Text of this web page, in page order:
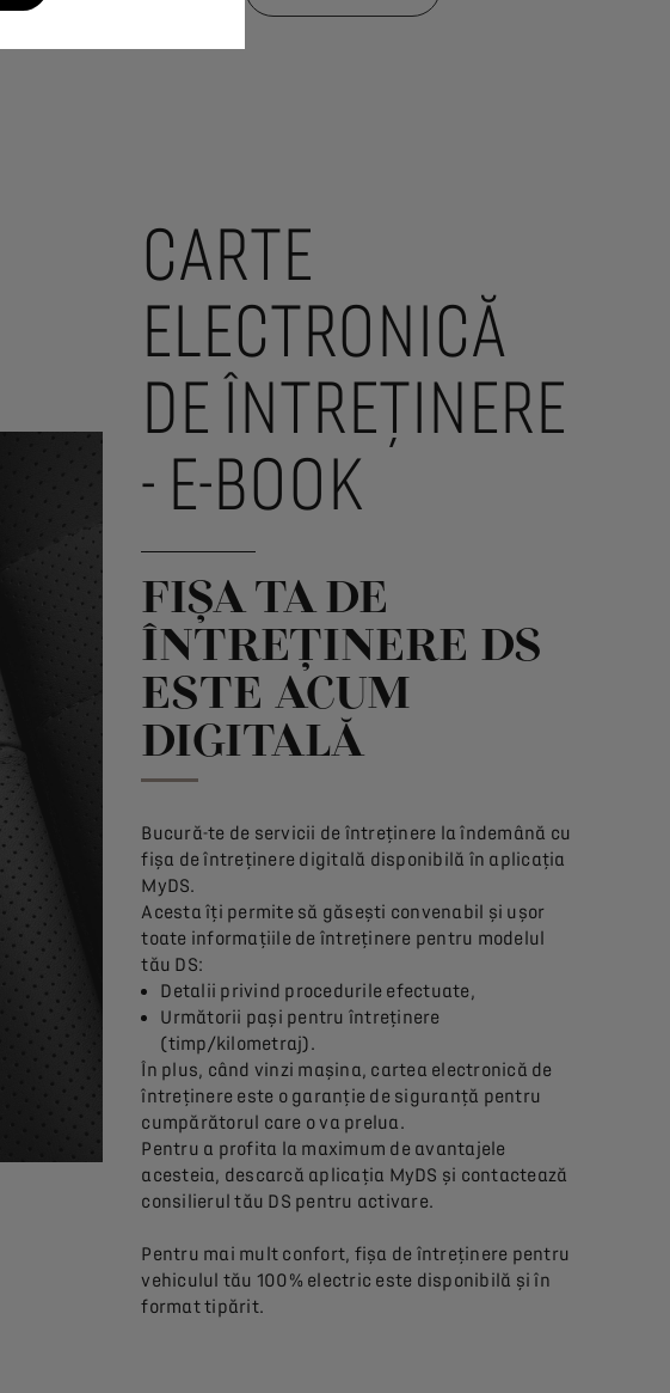
CARTE
ELECTRONICĂ
DE ÎNTREȚINERE
- E-BOOK
FIȘA TA DE
ÎNTREȚINERE DS
ESTE ACUM
DIGITALĂ
Bucură-te de servicii de întreținere la îndemână cu
fișa de întreținere digitală disponibilă în aplicația
MyDS.
Acesta îți permite să găsești convenabil și ușor
toate informațiile de întreținere pentru modelul
tău DS:
Detalii privind procedurile efectuate,
Următorii pași pentru întreținere
(timp/kilometraj).
În plus, când vinzi mașina, cartea electronică de
întreținere este o garanție de siguranță pentru
cumpărătorul care o va prelua.
Pentru a profita la maximum de avantajele
acesteia, descarcă aplicația MyDS și contactează
consilierul tău DS pentru activare.
Pentru mai mult confort, fișa de întreținere pentru
vehiculul tău 100% electric este disponibilă și în
format tipărit.